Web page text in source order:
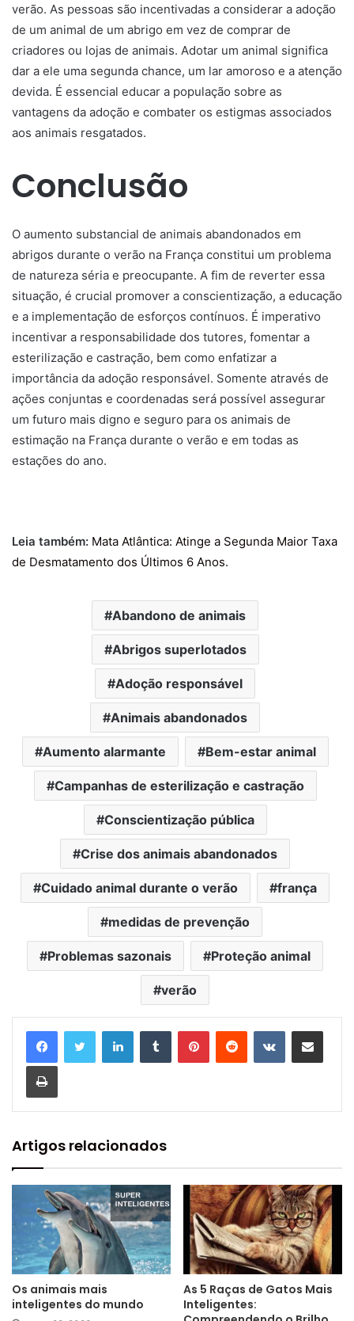
verão. As pessoas são incentivadas a considerar a adoção
de um animal de um abrigo em vez de comprar de
criadores ou lojas de animais. Adotar um animal significa
dar a ele uma segunda chance, um lar amoroso e a atenção
devida. É essencial educar a população sobre as
vantagens da adoção e combater os estigmas associados
aos animais resgatados.
Conclusão
O aumento substancial de animais abandonados em
abrigos durante o verão na França constitui um problema
de natureza séria e preocupante. A fim de reverter essa
situação, é crucial promover a conscientização, a educação
e a implementação de esforços contínuos. É imperativo
incentivar a responsabilidade dos tutores, fomentar a
esterilização e castração, bem como enfatizar a
importância da adoção responsável. Somente através de
ações conjuntas e coordenadas será possível assegurar
um futuro mais digno e seguro para os animais de
estimação na França durante o verão e em todas as
estações do ano.
Leia também: Mata Atlântica: Atinge a Segunda Maior Taxa
de Desmatamento dos Últimos 6 Anos.
Abandono de animais
Abrigos superlotados
Adoção responsável
Animais abandonados
Aumento alarmante Bem-estar animal
Campanhas de esterilização e castração
Conscientização pública
Crise dos animais abandonados
Cuidado animal durante o verão frança
medidas de prevenção
Problemas sazonais Proteção animal
verão
Artigos relacionados
Os animais mais
inteligentes do mundo
As 5 Raças de Gatos Mais
Inteligentes: